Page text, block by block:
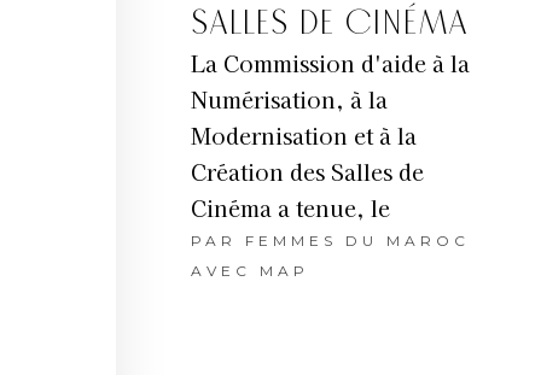
SALLES DE CINÉMA
La Commission d'aide à la
Numérisation, à la
Modernisation et à la
Création des Salles de
Cinéma a tenue, le
PAR FEMMES DU MAROC
AVEC MAP